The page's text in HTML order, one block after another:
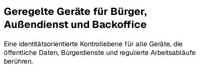
Geregelte Geräte für Bürger,
Außendienst und Backoffice
Eine identitätsorientierte Kontrollebene für alle Geräte, die
öffentliche Daten, Bürgerdienste und regulierte Arbeitsabläufe
berühren.